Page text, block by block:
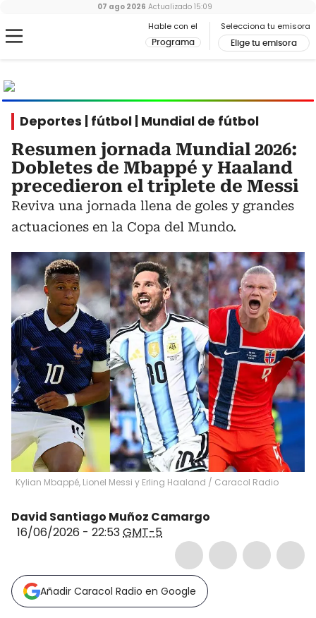
Hable con el
Programa
Selecciona tu emisora
Elige tu emisora
07 ago 2026 Actualizado 15:09
Deportes | fútbol | Mundial de fútbol
Resumen jornada Mundial 2026:
Dobletes de Mbappé y Haaland
precedieron el triplete de Messi
Reviva una jornada llena de goles y grandes
actuaciones en la Copa del Mundo.
Kylian Mbappé, Lionel Messi y Erling Haaland / Caracol Radio
David Santiago Muñoz Camargo
16/06/2026 - 22:53GMT-5
Añadir Caracol Radio en Google